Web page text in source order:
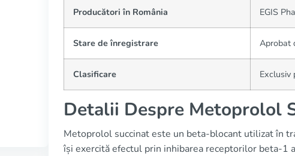
Producători în România EGIS
Stare de înregistrare Aprobat
Clasificare Exclusiv
Detalii Despre Metoprolol
Metoprolol succinat este un beta-blocant utilizat în
își exercită efectul prin inhibarea receptorilor beta-1